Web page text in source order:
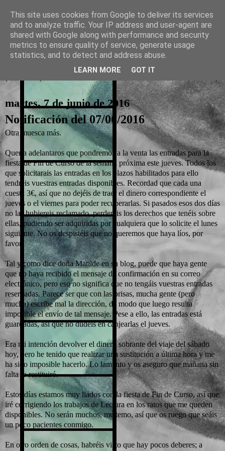
La otra tutoría de Javier
Recursos para Educación Primaria
▼
martes, 7 de junio de 2016
Notificación del 07/06/2016
Otra muesca más.
Quería adelantaros que pondremos a la venta las entradas para la
fiesta de Fin de Curso de la semana próxima este jueves. Todos los
que solicitarais las entradas en los plazos habilitados para ello
tendréis vuestras entradas disponibles. Recordad que cada una
cuesta 3€, así que no dejéis de traer el dinero correspondiente el
jueves o el viernes para poder recuperarlas. Si pasados esos dos días
no las hubiereis reclamado, perderéis los derechos que tenéis sobre
ellas, pudiendo ser adquiridas por cualquiera que lo solicite el lunes
siguiente. No os despistéis que no queremos que haya líos, por
favor.
Tal y como dice doña Matilde en su blog, puede que haya gente
que no haya recibido el mensaje de confirmación en su correo
electrónico, pero eso no significa que no tengáis vuestras entradas
reservadas. Parece ser que con las prisas, mucha gente (pero
mucha) escribe mal la dirección, de modo que luego resulta
imposible el envío de tal mensaje. Pese a ello, las entradas está
guardadas, así que no dudéis en canjearlas el jueves.
Era mi intención devolver el dinero sobrante del viaje del sábado
hoy, pero he tenido que realizar una sustitución a última hora y me
ha sido imposible hacerlo. Lo lamento y os aseguro que mañana sin
falta lo restituiré.
Estos días estamos muy liados con la fiesta de Fin de Curso, así que
iré corrigiendo los trabajos de Lectura en los ratos que me queden
disponibles. No serán muchos, me temo, así que os ruego que seáis
un poco pacientes conmigo.
En otro orden de cosas, habréis visto que hay pocos deberes; a
This site uses cookies from Google to deliver its services
and to analyze traffic. Your IP address and user-agent are
shared with Google along with performance and security
metrics to ensure quality of service, generate usage
statistics, and to detect and address abuse.
LEARN MORE GOT IT